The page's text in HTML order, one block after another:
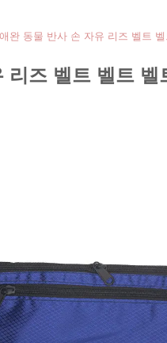
애완 동물 반사 손 자유 리즈 벨트
리즈 벨트 벨트